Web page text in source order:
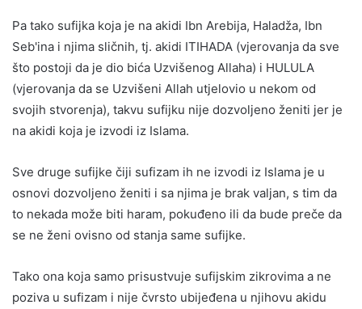
Pa tako sufijka koja je na akidi Ibn Arebija, Haladža, Ibn
Seb'ina i njima sličnih, tj. akidi ITIHADA (vjerovanja da sve
što postoji da je dio bića Uzvišenog Allaha) i HULULA
(vjerovanja da se Uzvišeni Allah utjelovio u nekom od
svojih stvorenja), takvu sufijku nije dozvoljeno ženiti jer je
na akidi koja je izvodi iz Islama.
Sve druge sufijke čiji sufizam ih ne izvodi iz Islama je u
osnovi dozvoljeno ženiti i sa njima je brak valjan, s tim da
to nekada može biti haram, pokuđeno ili da bude preče da
se ne ženi ovisno od stanja same sufijke.
Tako ona koja samo prisustvuje sufijskim zikrovima a ne
poziva u sufizam i nije čvrsto ubijeđena u njihovu akidu